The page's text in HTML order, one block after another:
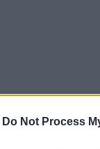
Do Not Process